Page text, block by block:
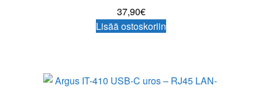
37,90€
Lisää ostoskoriin